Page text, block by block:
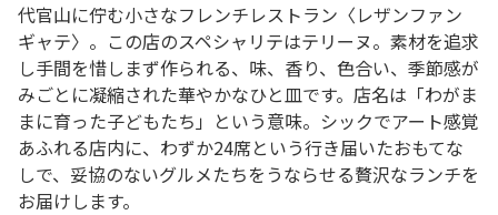
代官山に佇む小さなフレンチレストラン〈レザンファン
ギャテ〉。この店のスペシャリテはテリーヌ。素材を追求
し手間を惜しまず作られる、味、香り、色合い、季節感が
みごとに凝縮された華やかなひと皿です。店名は「わがま
まに育った子どもたち」という意味。シックでアート感覚
あふれる店内に、わずか24席という行き届いたおもてな
しで、妥協のないグルメたちをうならせる贅沢なランチを
お届けします。